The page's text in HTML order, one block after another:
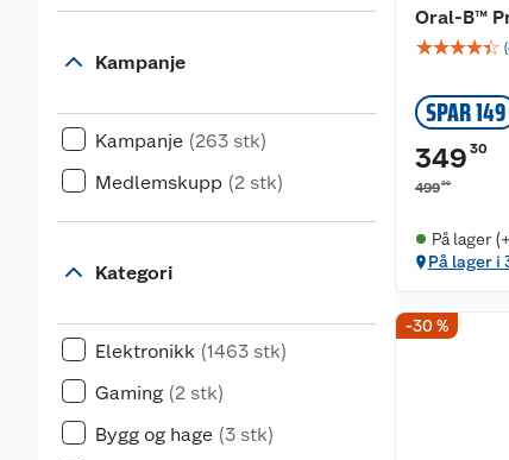
Kampanje
Kampanje (263 stk)
Medlemskupp (2 stk)
Kategori
Elektronikk (1463 stk)
Gaming (2 stk)
Bygg og hage (3 stk)
Oral-B™
☆☆☆☆☆ (
SPAR 149
349 30
49900
På lager
På lager i
-30 %